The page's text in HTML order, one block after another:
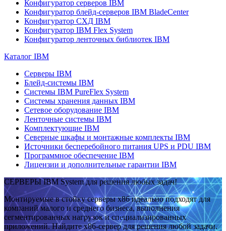
Конфигуратор серверов IBM
Конфигуратор блейд-серверов IBM BladeCenter
Конфигуратор СХД IBM
Конфигуратор IBM Flex System
Конфигуратор ленточных библиотек IBM
Каталог IBM
Серверы IBM
Блейд-системы IBM
Системы IBM PureFlex System
Системы хранения данных IBM
Сетевое оборудование IBM
Ленточные системы IBM
Комплектующие IBM
Северные шкафы и монтажные комплекты IBM
Источники бесперебойного питания UPS и PDU IBM
Программное обеспечение IBM
Лицензии и дополнительные гарантии IBM
СЕРВЕРЫ IBM System для решения любых задач!
Монтируемые в стойку серверы x86 идеально подходят для
компаний малого и среднего бизнеса, выполнения
сегментированных нагрузок и специализированных
приложений. Найдите x86-сервер для решения любой задачи.